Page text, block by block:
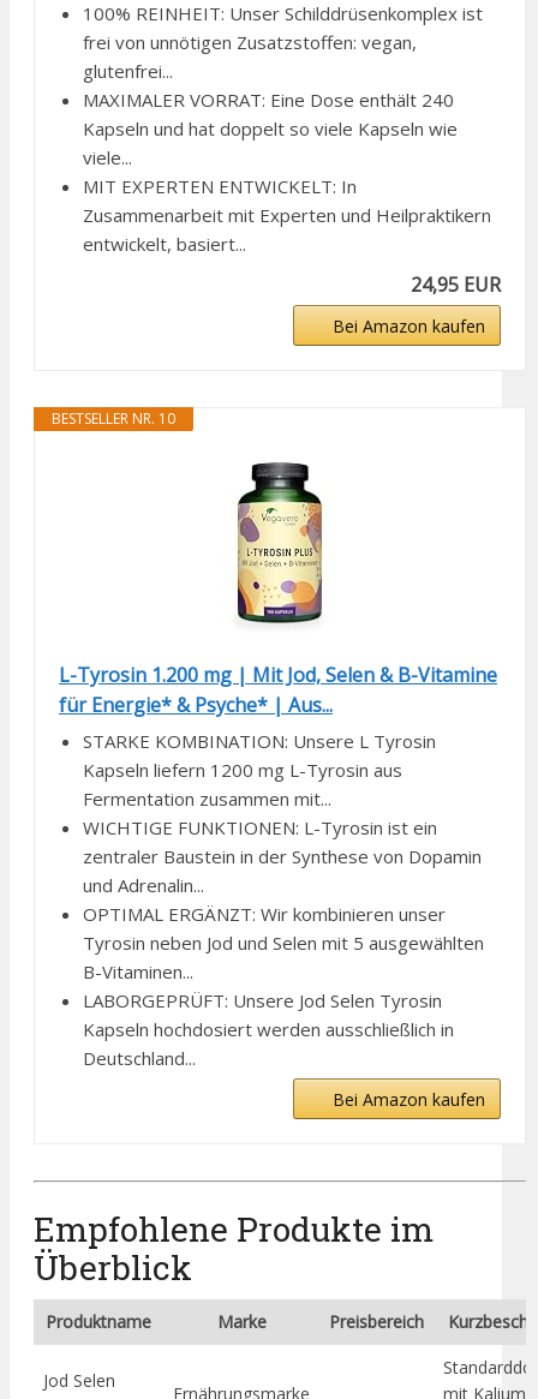
100% REINHEIT: Unser Schilddrüsenkomplex ist
frei von unnötigen Zusatzstoffen: vegan,
glutenfrei...
MAXIMALER VORRAT: Eine Dose enthält 240
Kapseln und hat doppelt so viele Kapseln wie
viele...
MIT EXPERTEN ENTWICKELT: In
Zusammenarbeit mit Experten und Heilpraktikern
entwickelt, basiert...
24,95 EUR
Bei Amazon kaufen
BESTSELLER NR. 10
L-Tyrosin 1.200 mg | Mit Jod, Selen & B-Vitamine
für Energie* & Psyche* | Aus...
STARKE KOMBINATION: Unsere L Tyrosin
Kapseln liefern 1200 mg L-Tyrosin aus
Fermentation zusammen mit...
WICHTIGE FUNKTIONEN: L-Tyrosin ist ein
zentraler Baustein in der Synthese von Dopamin
und Adrenalin...
OPTIMAL ERGÄNZT: Wir kombinieren unser
Tyrosin neben Jod und Selen mit 5 ausgewählten
B-Vitaminen...
LABORGEPRÜFT: Unsere Jod Selen Tyrosin
Kapseln hochdosiert werden ausschließlich in
Deutschland...
Bei Amazon kaufen
Empfohlene Produkte im
Überblick
Produktname Marke Preisbereich
Jod Selen
Ernährungsmarke
mit